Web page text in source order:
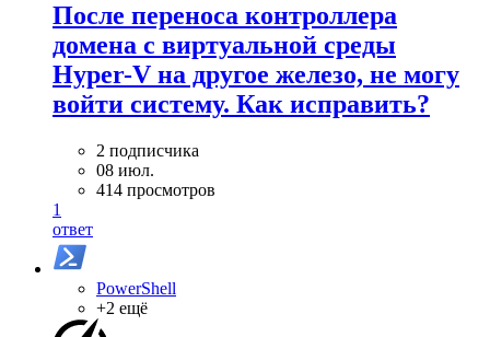
После переноса контроллера
домена с виртуальной среды
Hyper-V на другое железо, не могу
войти систему. Как исправить?
2 подписчика
08 июл.
414 просмотров
1
ответ
PowerShell
+2 ещё